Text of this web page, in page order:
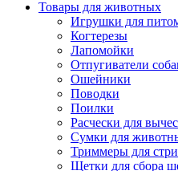
Товары для животных
Игрушки для
Когтерезы
Лапомойки
Отпугиватели
Ошейники
Поводки
Поилки
Расчески для
Сумки для
Триммеры для
Щетки для сбора